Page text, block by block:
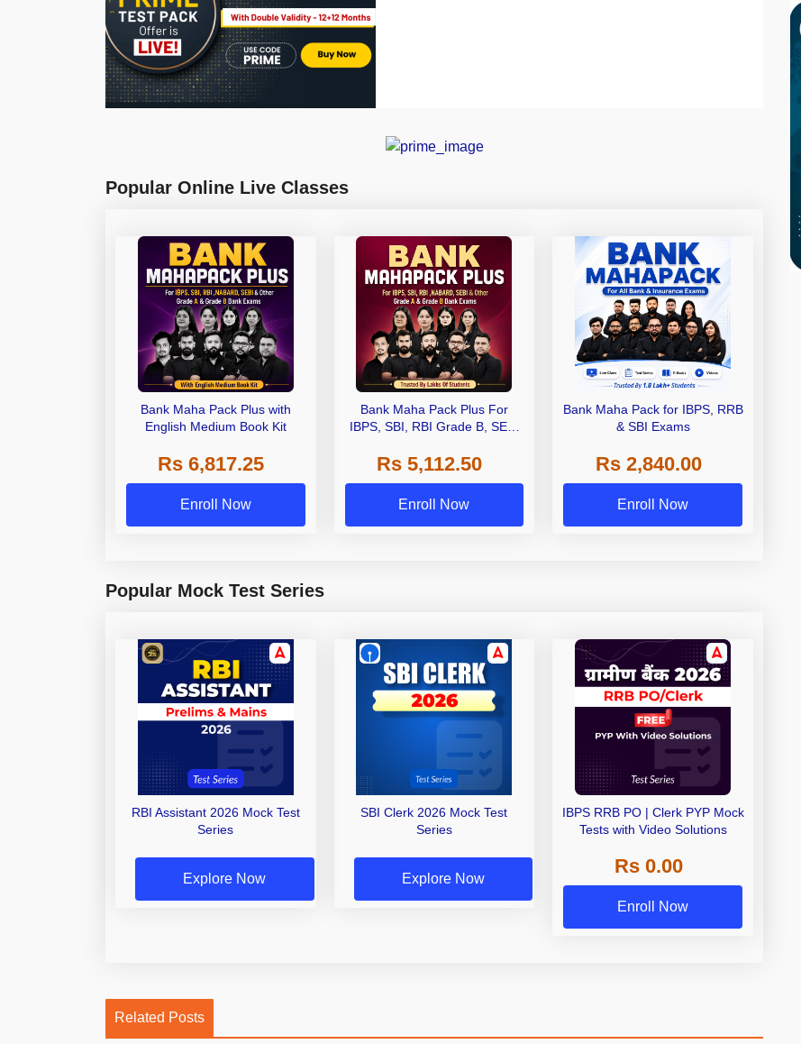
Popular Online Live Classes
Bank Maha Pack Plus with
English Medium Book Kit
Rs 6,817.25
Enroll Now
Bank Maha Pack Plus For
IBPS, SBI, RBI Grade B, SEBI
Other Grade A & Grade B Bank
Exams
Rs 5,112.50
Enroll Now
Bank Maha Pack for IBPS, RRB
& SBI Exams
Rs 2,840.00
Enroll Now
Popular Mock Test Series
RBI Assistant 2026 Mock Test
Series
Explore Now
SBI Clerk 2026 Mock Test
Series
Explore Now
IBPS RRB PO | Clerk PYP Mock
Tests with Video Solutions
Rs 0.00
Enroll Now
Related Posts